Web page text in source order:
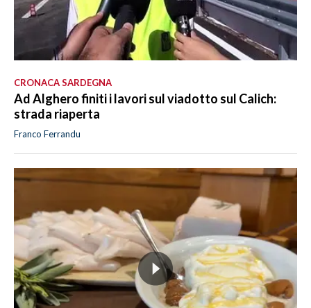
CRONACA SARDEGNA
Ad Alghero finiti i lavori sul viadotto sul Calich:
strada riaperta
Franco Ferrandu